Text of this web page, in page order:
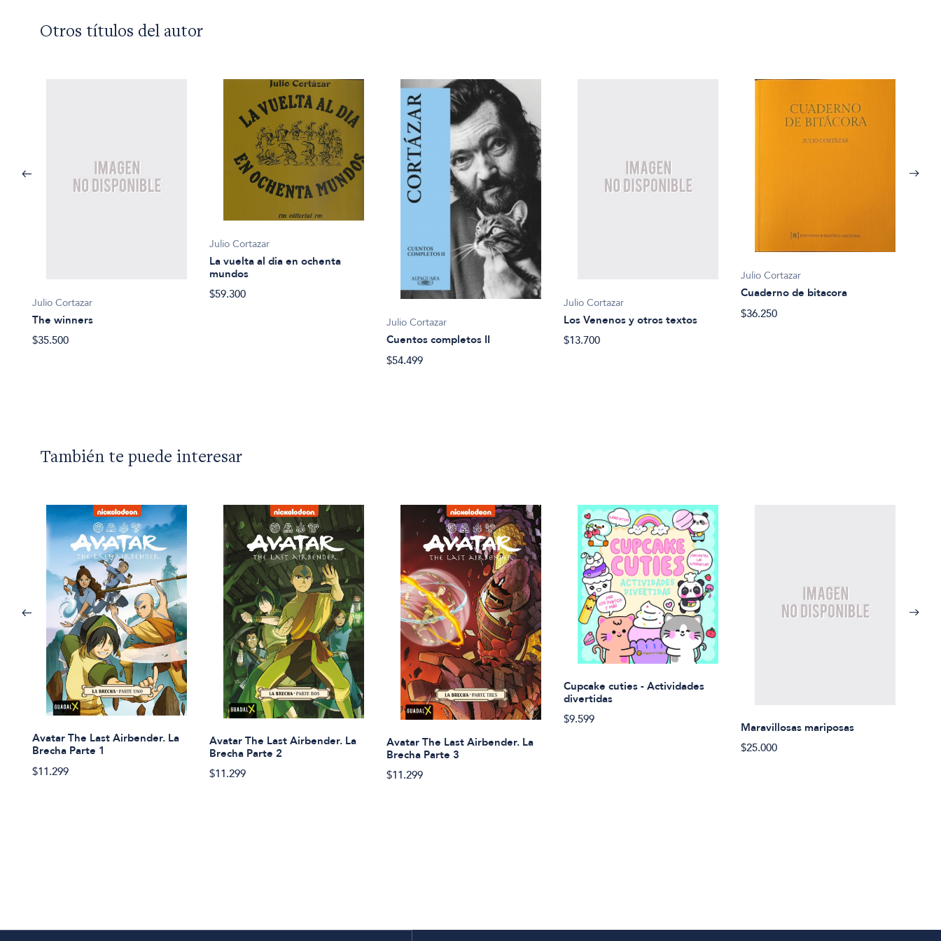
Otros títulos del autor
Julio Cortazar
The winners
$35.500
Julio Cortazar
La vuelta al dia en ochenta
mundos
$59.300
Julio Cortazar
Cuentos completos II
$54.499
Julio Cortazar
Los Venenos y otros textos
$13.700
Julio Cortazar
Cuaderno de bitacora
$36.250
También te puede interesar
Avatar The Last Airbender. La
Brecha Parte 1
$11.299
Avatar The Last Airbender. La
Brecha Parte 2
$11.299
Avatar The Last Airbender. La
Brecha Parte 3
$11.299
Cupcake cuties - Actividades
divertidas
$9.599
Maravillosas mariposas
$25.000